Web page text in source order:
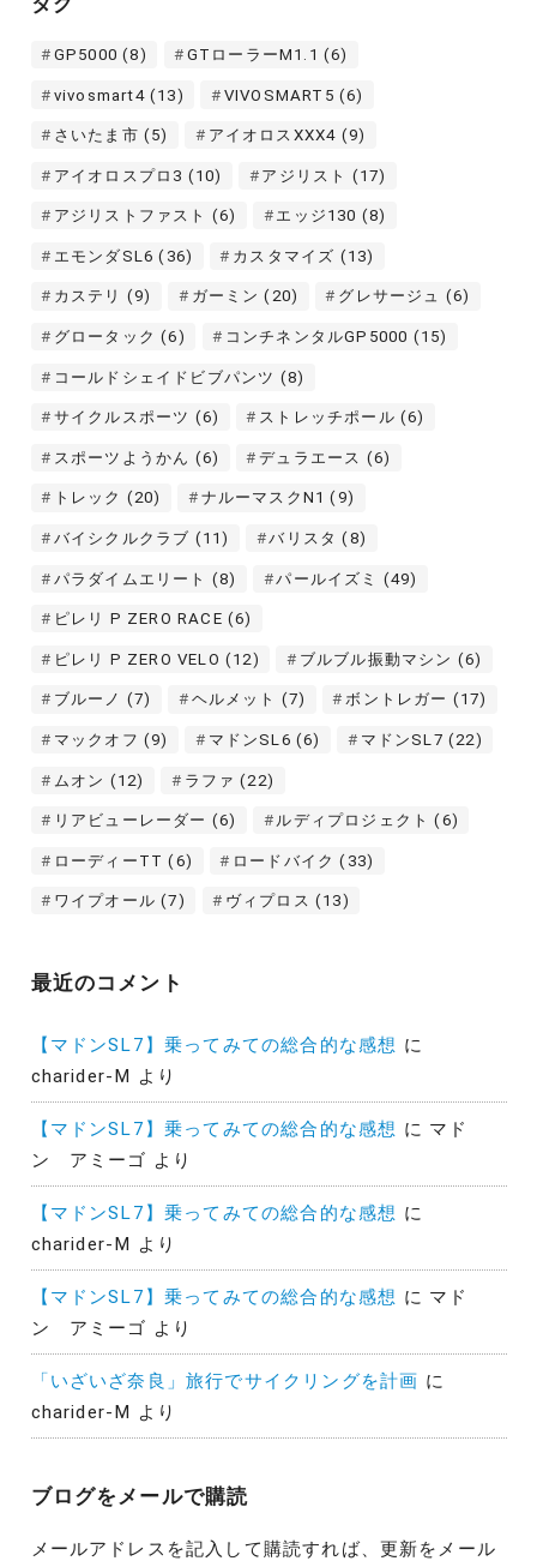
ブ
GP5000 (8) GTローラーM1.1 (6)
vivosmart4(13) VIVOSMART5 (6)
さいたま市 (5) アイオロスXXX4 (9)
アイオロスプロ3 (10) アジリスト (17)
アジリストファスト (6) エッジ130 (8)
エモンダSL6 (36) カスタマイズ (13)
カステリ (9) ガーミン (20) グレサージュ (6)
グロータック (6) コンチネンタルGP5000 (15)
コールドシェイドビブパンツ (8)
サイクルスポーツ (6) ストレッチポール (6)
スポーツようかん (6) デュラエース (6)
トレック (20) ナルーマスクN1 (9)
バイシクルクラブ (11) バリスタ (8)
パラダイムエリート (8) パールイズミ (49)
ピレリ P ZERO RACE (6)
ピレリ P ZERO VELO (12) ブルブル振動マシン (6)
ブルーノ (7) ヘルメット (7) ボントレガー (17)
マックオフ (9) マドンSL6 (6) マドンSL7 (22)
ムオン (12) ラファ (22)
リアビューレーダー (6) ルディプロジェクト (6)
ローディーTT (6) ロードバイク (33)
ワイプオール (7) ヴィプロス (13)
最近のコメント
【マドンSL7】乗ってみての総合的な感想 に
charider-M より
【マドンSL7】乗ってみての総合的な感想 に マド
ン アミーゴ より
【マドンSL7】乗ってみての総合的な感想 に
charider-M より
【マドンSL7】乗ってみての総合的な感想 に マド
ン アミーゴ より
「いざいざ奈良」旅行でサイクリングを計画 に
charider-M より
ブログをメールで購読
メールアドレスを記入して購読すれば、更新をメール